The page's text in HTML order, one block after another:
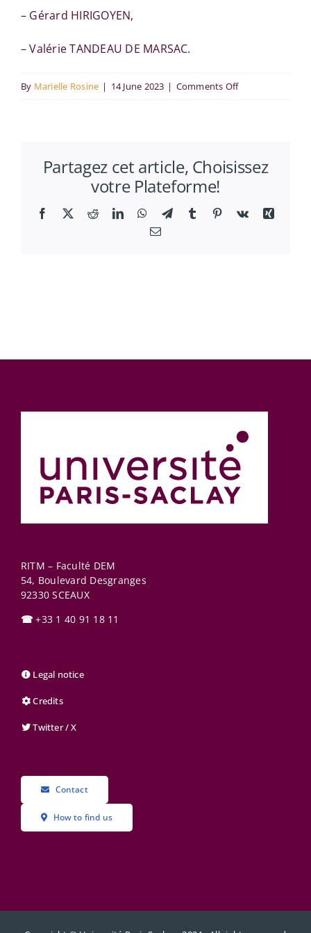
– Gérard HIRIGOYEN,
– Valérie TANDEAU DE MARSAC.
By Marielle Rosine | 14 June 2023 | Comments Offon
Partagez cet article, Choisissez
votre Plateforme!
Facebook
X RedditLinkedInWhatsApp
TelegramTumblr Pinterest
Vk
Xing
Email
RITM – Faculté DEM
54, Boulevard Desgranges
92330 SCEAUX
☎ +33 1 40 91 18 11
Legal notice
Credits
Twitter / X
Contact
How to find us